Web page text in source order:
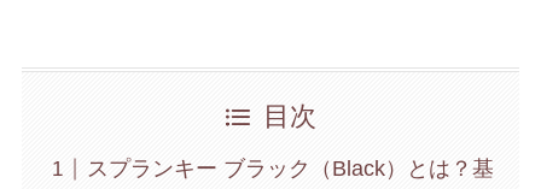
目次
スプランキー ブラック（Black）とは？基